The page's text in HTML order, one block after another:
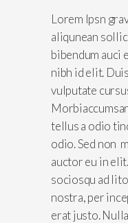
Lorem Ipsn
aliqunean
bibendum auci
nibh id elit.
vulputate
tellus a odio
odio. Sed non
auctor eu in
sociosqu ad
nostra, per
erat justo.